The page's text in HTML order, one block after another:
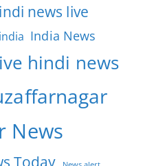
news live
india India News
hindi news
News
Today